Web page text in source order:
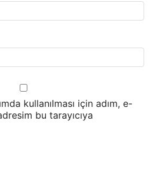
kullanılması için adım, e-
bu tarayıcıya